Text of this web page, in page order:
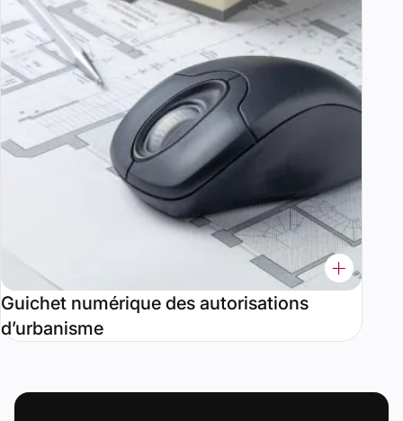
Guichet numérique des autorisations
d’urbanisme